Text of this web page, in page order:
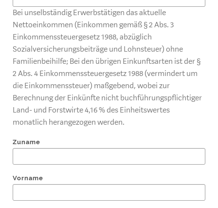
Bei unselbständig Erwerbstätigen das aktuelle
Nettoeinkommen (Einkommen gemäß § 2 Abs. 3
Einkommenssteuergesetz 1988, abzüglich
Sozialversicherungsbeiträge und Lohnsteuer) ohne
Familienbeihilfe; Bei den übrigen Einkunftsarten ist der §
2 Abs. 4 Einkommenssteuergesetz 1988 (vermindert um
die Einkommenssteuer) maßgebend, wobei zur
Berechnung der Einkünfte nicht buchführungspflichtiger
Land- und Forstwirte 4,16 % des Einheitswertes
monatlich herangezogen werden.
Zuname
Vorname